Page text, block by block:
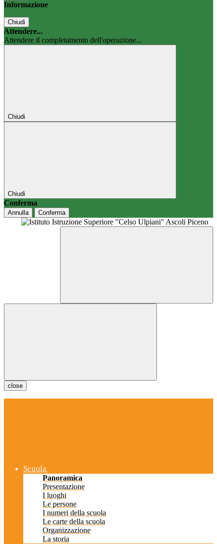
Informazione
Chiudi
Attendere...
Attendere il completamento dell'operazione...
Chiudi
Chiudi
Conferma
Annulla Conferma
close
Scuola
Panoramica
Presentazione
I luoghi
Le persone
I numeri della scuola
Le carte della scuola
Organizzazione
La storia